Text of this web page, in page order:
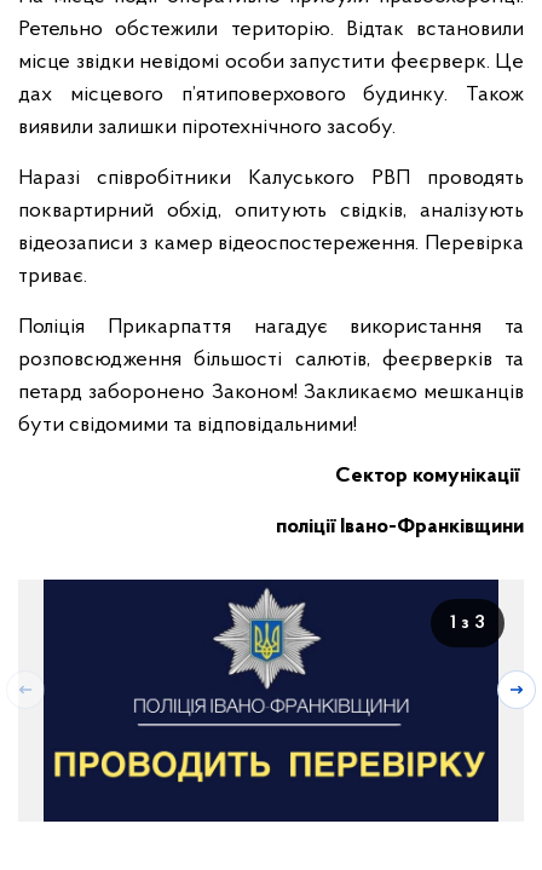
Ретельно обстежили територію. Відтак встановили
місце звідки невідомі особи запустити феєрверк. Це
дах місцевого п’ятиповерхового будинку. Також
виявили залишки піротехнічного засобу.
Наразі співробітники Калуського РВП проводять
поквартирний обхід, опитують свідків, аналізують
відеозаписи з камер відеоспостереження. Перевірка
триває.
Поліція Прикарпаття нагадує використання та
розповсюдження більшості салютів, феєрверків та
петард заборонено Законом! Закликаємо мешканців
бути свідомими та відповідальними!
Сектор комунікації
поліції Івано-Франківщини
1 з 3